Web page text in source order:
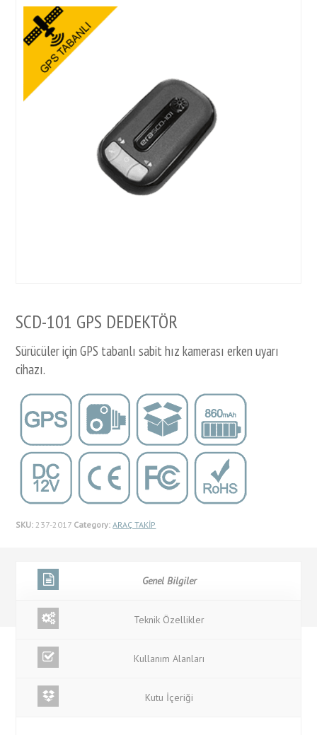
SCD-101 GPS DEDEKTÖR
Sürücüler için GPS tabanlı sabit hız kamerası erken uyarı
cihazı.
SKU: 237-2017 Category: ARAÇ TAKİP
Genel Bilgiler
Teknik Özellikler
Kullanım Alanları
Kutu İçeriği